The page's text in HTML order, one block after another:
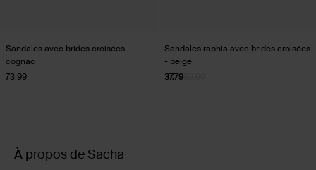
Sandales avec brides croisées -
cognac
73.99
Sandales raphia avec brides croisées
- beige
37.79
À propos de Sacha